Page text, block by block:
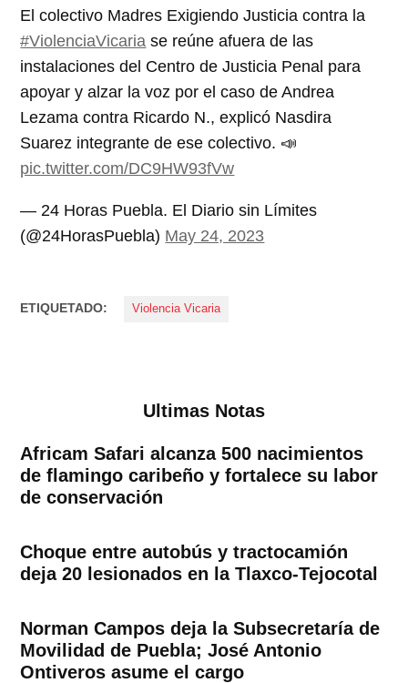
El colectivo Madres Exigiendo Justicia contra la
#ViolenciaVicaria se reúne afuera de las
instalaciones del Centro de Justicia Penal para
apoyar y alzar la voz por el caso de Andrea
Lezama contra Ricardo N., explicó Nasdira
Suarez integrante de ese colectivo. 📣
pic.twitter.com/DC9HW93fVw
— 24 Horas Puebla. El Diario sin Límites
(@24HorasPuebla) May 24, 2023
ETIQUETADO: Violencia Vicaria
Ultimas Notas
Africam Safari alcanza 500 nacimientos
de flamingo caribeño y fortalece su labor
de conservación
Choque entre autobús y tractocamión
deja 20 lesionados en la Tlaxco-Tejocotal
Norman Campos deja la Subsecretaría de
Movilidad de Puebla; José Antonio
Ontiveros asume el cargo